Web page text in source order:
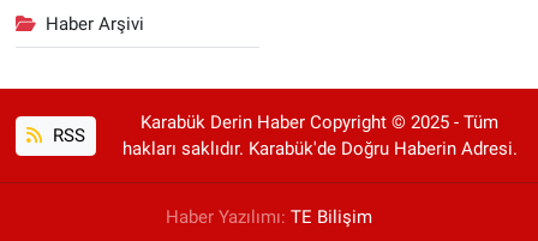
Haber Arşivi
RSS
Karabük Derin Haber Copyright © 2025 - Tüm
hakları saklıdır. Karabük'de Doğru Haberin Adresi.
Haber Yazılımı: TE Bilişim